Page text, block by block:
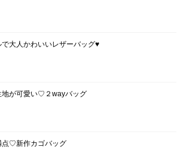
で大人かわいいレザーバッグ♥
地が可愛い♡２wayバッグ
点♡新作カゴバッグ